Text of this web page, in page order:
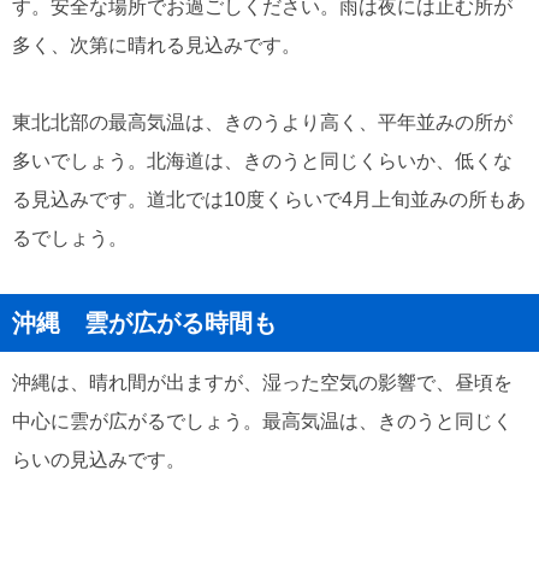
す。安全な場所でお過ごしください。雨は夜には止む所が
多く、次第に晴れる見込みです。
東北北部の最高気温は、きのうより高く、平年並みの所が
多いでしょう。北海道は、きのうと同じくらいか、低くな
る見込みです。道北では10度くらいで4月上旬並みの所もあ
るでしょう。
沖縄 雲が広がる時間も
沖縄は、晴れ間が出ますが、湿った空気の影響で、昼頃を
中心に雲が広がるでしょう。最高気温は、きのうと同じく
らいの見込みです。